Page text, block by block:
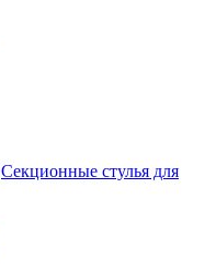
Секционные стулья для